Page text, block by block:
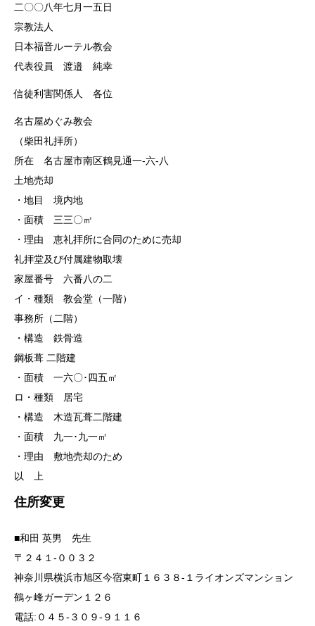
二〇〇八年七月一五日
宗教法人
日本福音ルーテル教会
代表役員 渡邉 純幸
信徒利害関係人 各位
名古屋めぐみ教会
（柴田礼拝所）
所在 名古屋市南区鶴見通一‐六‐八
土地売却
・地目 境内地
・面積 三三〇㎡
・理由 恵礼拝所に合同のために売却
礼拝堂及び付属建物取壊
家屋番号 六番八の二
イ・種類 教会堂（一階）
事務所（二階）
・構造 鉄骨造
鋼板葺 二階建
・面積 一六〇･四五㎡
ロ・種類 居宅
・構造 木造瓦葺二階建
・面積 九一･九一㎡
・理由 敷地売却のため
以 上
住所変更
■和田 英男 先生
〒２４１-００３２
神奈川県横浜市旭区今宿東町１６３８-１ライオンズマンション
鶴ヶ峰ガーデン１２６
電話:０４５-３０９-９１１６